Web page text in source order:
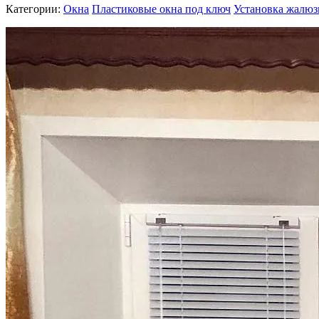
Категории: Окна Пластиковые окна под ключ Установка